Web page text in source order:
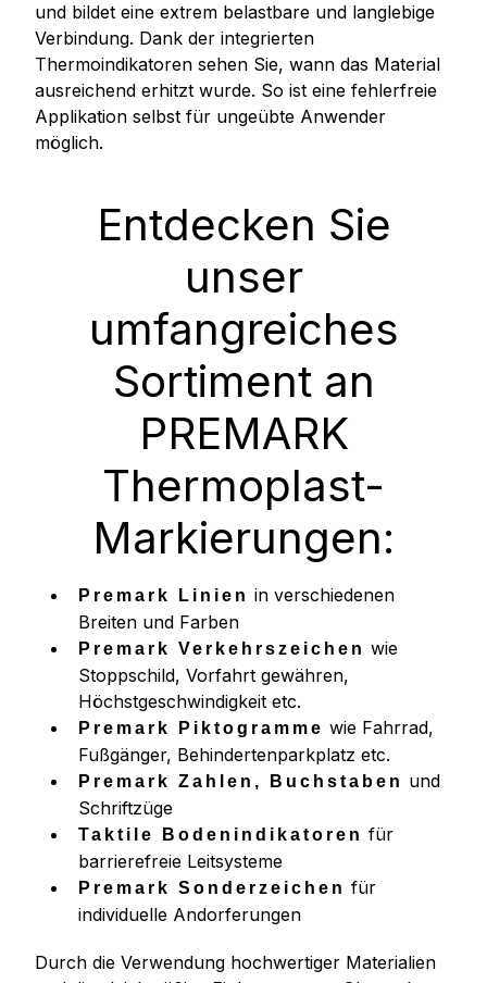
und bildet eine extrem belastbare und langlebige
Verbindung. Dank der integrierten
Thermoindikatoren sehen Sie, wann das Material
ausreichend erhitzt wurde. So ist eine fehlerfreie
Applikation selbst für ungeübte Anwender
möglich.
Entdecken Sie
unser
umfangreiches
Sortiment an
PREMARK
Thermoplast-
Markierungen:
Premark Linien in verschiedenen
Breiten und Farben
Premark Verkehrszeichen wie
Stoppschild, Vorfahrt gewähren,
Höchstgeschwindigkeit etc.
Premark Piktogramme wie Fahrrad,
Fußgänger, Behindertenparkplatz etc.
Premark Zahlen, Buchstaben und
Schriftzüge
Taktile Bodenindikatoren für
barrierefreie Leitsysteme
Premark Sonderzeichen für
individuelle Andorferungen
Durch die Verwendung hochwertiger Materialien